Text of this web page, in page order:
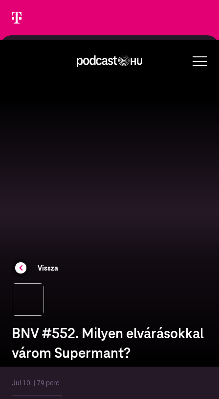
Vissza
BNV #552. Milyen elvárásokkal
várom Supermant?
Jul 10. | 79 perc